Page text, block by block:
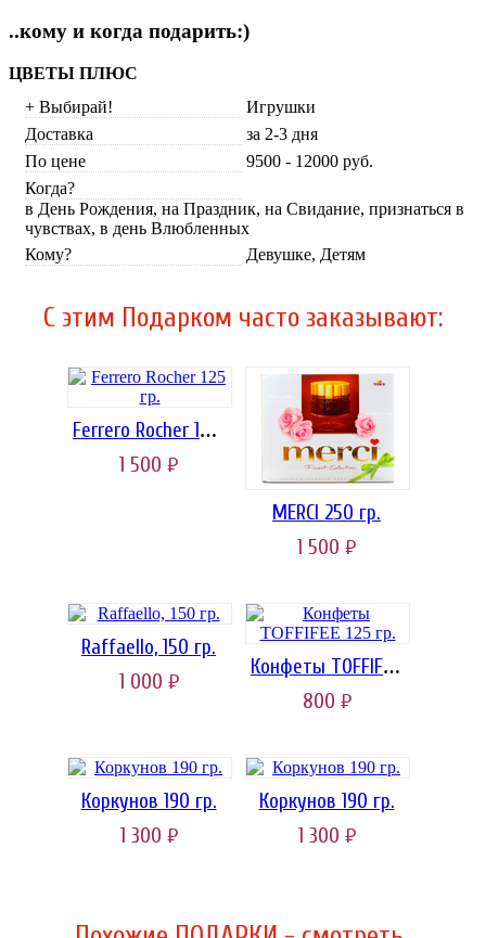
..кому и когда подарить:)
ЦВЕТЫ ПЛЮС
+ Выбирай!
Игрушки
Доставка
за 2-3 дня
По цене
9500 - 12000 руб.
Когда?
в День Рождения, на Праздник, на Свидание, признаться в
чувствах, в день Влюбленных
Кому?
Девушке, Детям
C этим Подарком часто заказывают:
Ferrero Rocher 125 гр.
1 500 руб.
MERCI 250 гр.
1 500 руб.
Raffaello, 150 гр.
1 000 руб.
Конфеты TOFFIFEE 125 гр.
800 руб.
Коркунов 190 гр.
1 300 руб.
Коркунов 190 гр.
1 300 руб.